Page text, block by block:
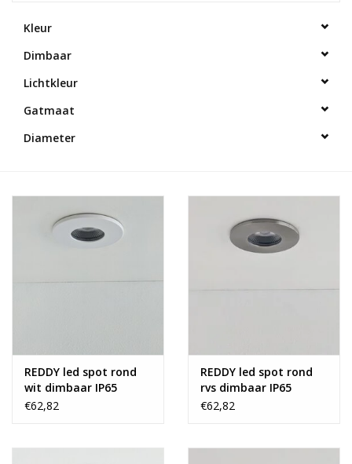
Kleur
Dimbaar
Lichtkleur
Gatmaat
Diameter
REDDY led spot rond
wit dimbaar IP65
€62,82
REDDY led spot rond
rvs dimbaar IP65
€62,82